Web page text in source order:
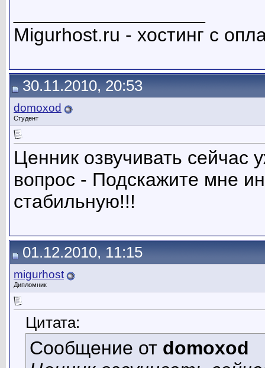
Migurhost.ru - хостинг с
30.11.2010, 20:53
domoxod
Студент
Ценник озвучивать сейчас
вопрос - Подскажите мне
стабильную!!!
01.12.2010, 11:15
migurhost
Дипломник
Цитата:
Сообщение от domoxod